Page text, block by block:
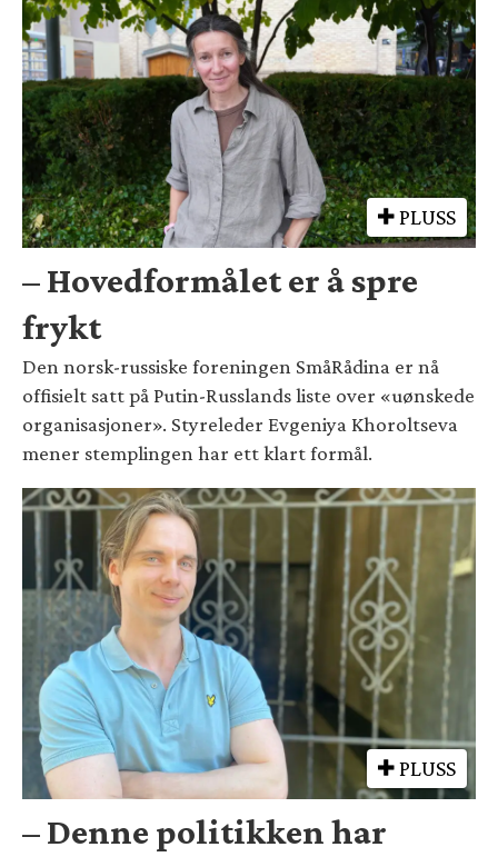
PLUSS
– Hovedformålet er å spre
frykt
Den norsk-russiske foreningen SmåRådina er nå
offisielt satt på Putin-Russlands liste over «uønskede
organisasjoner». Styreleder Evgeniya Khoroltseva
mener stemplingen har ett klart formål.
PLUSS
– Denne politikken har